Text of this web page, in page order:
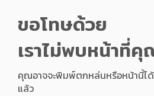
ขอโทษด้วย
เราไม่พบหน้าที่
คุณอาจจะพิมพ์ตกหล่นหรือหน้านี้ไ
แล้ว